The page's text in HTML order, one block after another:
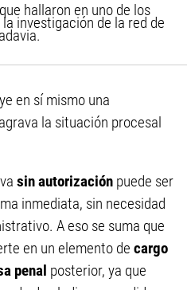
hallaron en uno de los
investigación de la red de
en sí mismo una
la situación procesal
sin autorización puede ser
inmediata, sin necesidad
A eso se suma que
en un elemento de cargo
penal posterior, ya que